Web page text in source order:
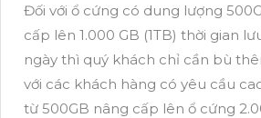
Đối với ổ cứng có dung lượng
cấp lên 1.000 GB (1TB) thời gian
ngày thì quý khách chỉ cần bù
với các khách hàng có yêu cầu
từ 500GB nâng cấp lên ổ cứng